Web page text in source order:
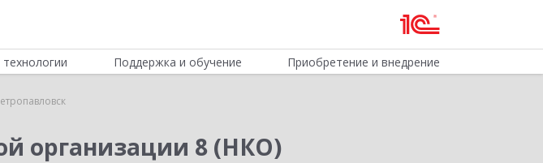
Поддержка и обучение Приобретение и внедрение
организации 8 (НКО)